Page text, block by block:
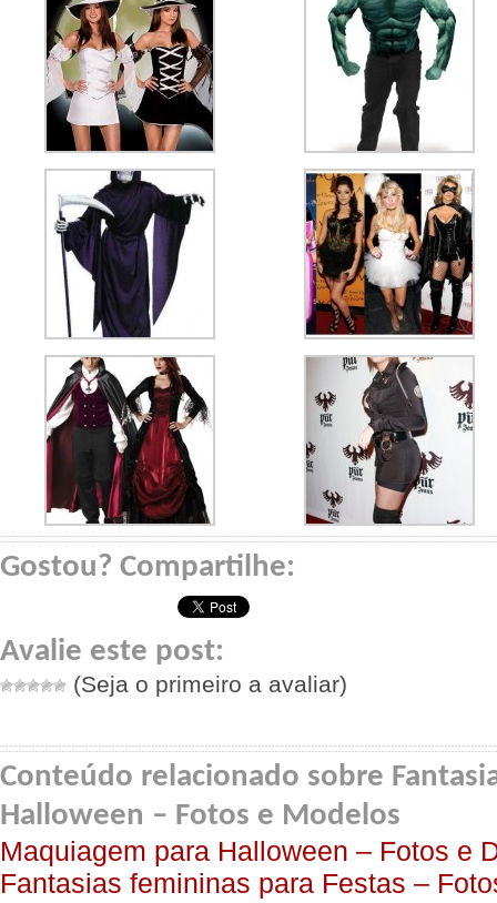
Gostou? Compartilhe:
Avalie este post:
(Seja o primeiro a avaliar)
Conteúdo relacionado sobre
Halloween – Fotos e Modelos
Maquiagem para Halloween – Fotos e
Fantasias femininas para Festas –